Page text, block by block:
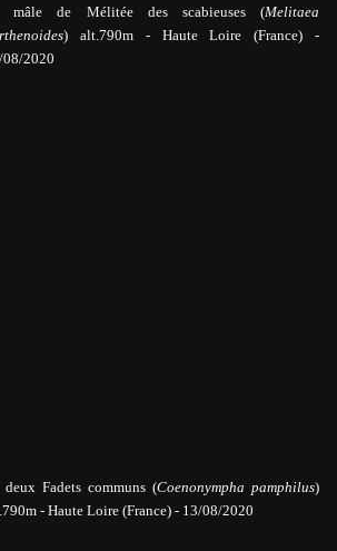
mâle de Mélitée des scabieuses (Melitaea
) alt.790m - Haute Loire (France) -
08/2020
deux Fadets communs (Coenonympha pamphilus)
- Haute Loire (France) - 13/08/2020